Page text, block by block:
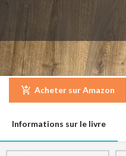
Cher connard -
Acheter sur Amazon
Informations sur le livre